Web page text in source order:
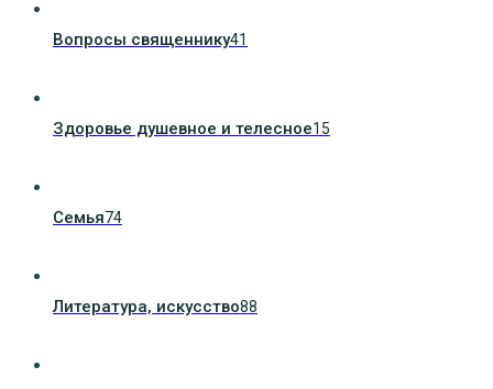
Вопросы священнику41
Здоровье душевное и телесное15
Семья74
Литература, искуcство88